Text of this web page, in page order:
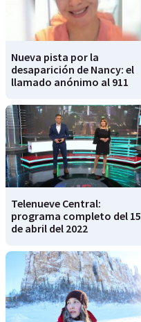
Nueva pista por la
desaparición de Nancy: el
llamado anónimo al 911
Telenueve Central:
programa completo del 15
de abril del 2022